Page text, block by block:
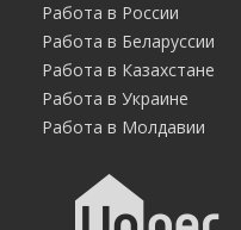
Работа в России
Работа в Беларуссии
Работа в Казахстане
Работа в Украине
Работа в Молдавии